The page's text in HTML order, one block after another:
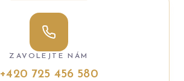
ZAVOLEJTE NÁM
+420 725 456 580